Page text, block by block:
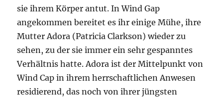
sie ihrem Körper antut. In Wind Gap
angekommen bereitet es ihr einige Mühe, ihre
Mutter Adora (Patricia Clarkson) wieder zu
sehen, zu der sie immer ein sehr gespanntes
Verhältnis hatte. Adora ist der Mittelpunkt von
Wind Cap in ihrem herrschaftlichen Anwesen
residierend, das noch von ihrer jüngsten